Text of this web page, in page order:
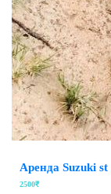
Аренда Suzuki st
2500₹